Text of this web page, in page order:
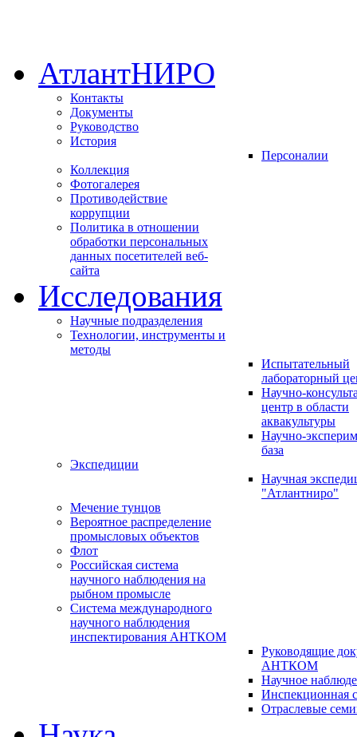
АтлантНИРО
Контакты
Документы
Руководство
История
Персоналии
Коллекция
Фотогалерея
Противодействие
коррупции
Политика в отношении
обработки персональных
данных посетителей веб-
сайта
Исследования
Научные подразделения
Технологии, инструменты и
методы
Испытательный
лабораторный
Научно-
центр в области
аквакультуры
Научно-
база
Экспедиции
Научная
"Атлантниро"
Мечение тунцов
Вероятное распределение
промысловых объектов
Флот
Российская система
научного наблюдения на
рыбном промысле
Система международного
научного наблюдения
инспектирования АНТКОМ
Руководящие
АНТКОМ
Научное
Инспекционная
Отраслевые